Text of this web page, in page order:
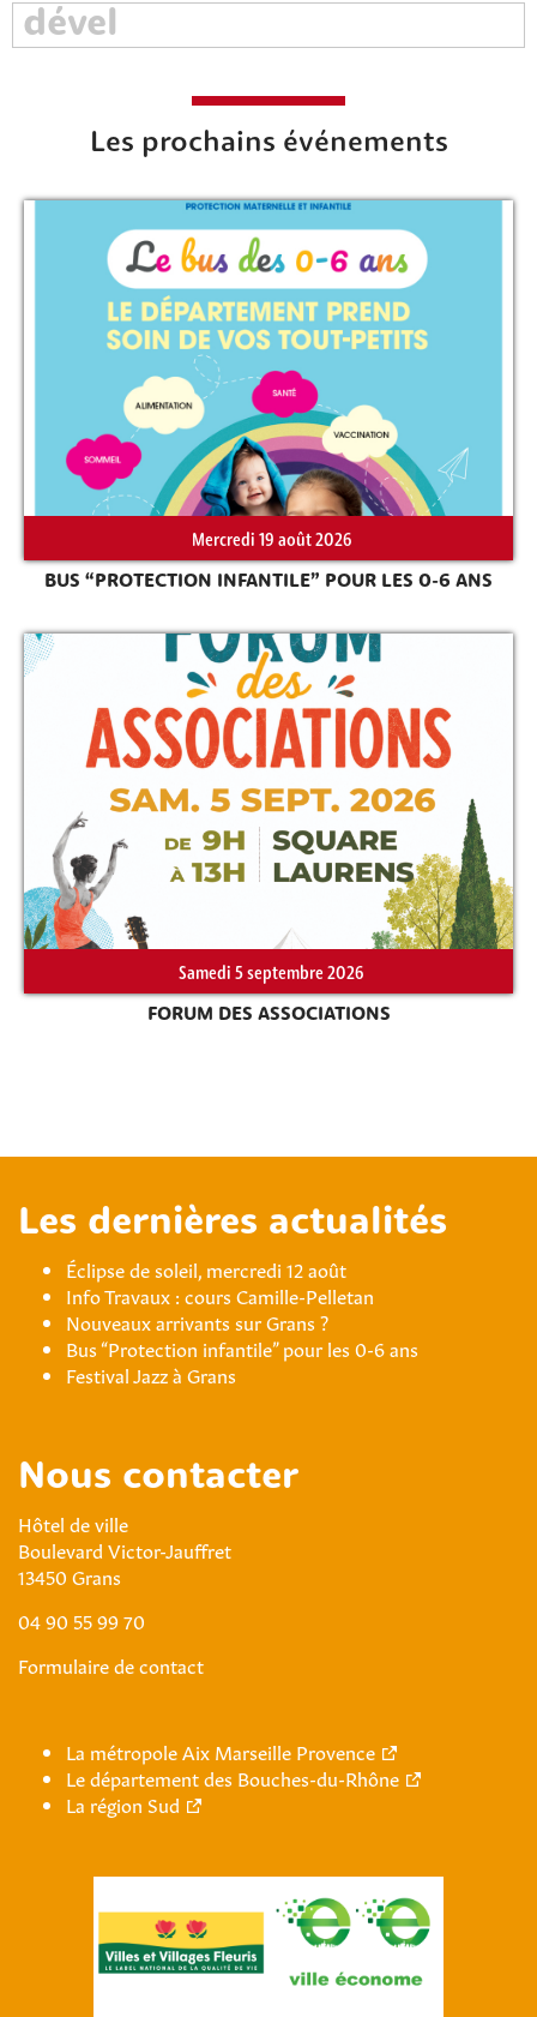
Rechercher sur le site
Les prochains événements
Mercredi 19 août 2026
BUS “PROTECTION INFANTILE” POUR LES 0-6 ANS
Samedi 5 septembre 2026
FORUM DES ASSOCIATIONS
Les dernières actualités
Éclipse de soleil, mercredi 12 août
Info Travaux : cours Camille-Pelletan
Nouveaux arrivants sur Grans ?
Bus “Protection infantile” pour les 0-6 ans
Festival Jazz à Grans
Nous contacter
Hôtel de ville
Boulevard Victor-Jauffret
13450 Grans
04 90 55 99 70
Formulaire de contact
La métropole Aix Marseille Provence
Le département des Bouches-du-Rhône
La région Sud